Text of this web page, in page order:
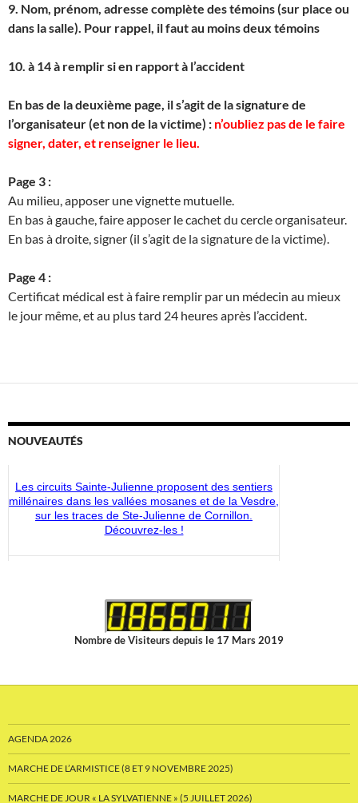
9. Nom, prénom, adresse complète des témoins (sur place ou
dans la salle). Pour rappel, il faut au moins deux témoins
10. à 14 à remplir si en rapport à l’accident
En bas de la deuxième page, il s’agit de la signature de
l’organisateur (et non de la victime) : n’oubliez pas de le faire
signer, dater, et renseigner le lieu.
Page 3 :
Au milieu, apposer une vignette mutuelle.
En bas à gauche, faire apposer le cachet du cercle organisateur.
En bas à droite, signer (il s’agit de la signature de la victime).
Page 4 :
Certificat médical est à faire remplir par un médecin au mieux
le jour même, et au plus tard 24 heures après l’accident.
NOUVEAUTÉS
Les circuits Sainte-Julienne proposent des sentiers
millénaires dans les vallées mosanes et de la Vesdre,
Découvrez les nouveaux articles disponibles dans la
boutique du CMS-Shop !
Nombre de Visiteurs depuis le 17 Mars 2019
AGENDA 2026
MARCHE DE L’ARMISTICE (8 ET 9 NOVEMBRE 2025)
MARCHE DE JOUR « LA SYLVATIENNE » (5 JUILLET 2026)